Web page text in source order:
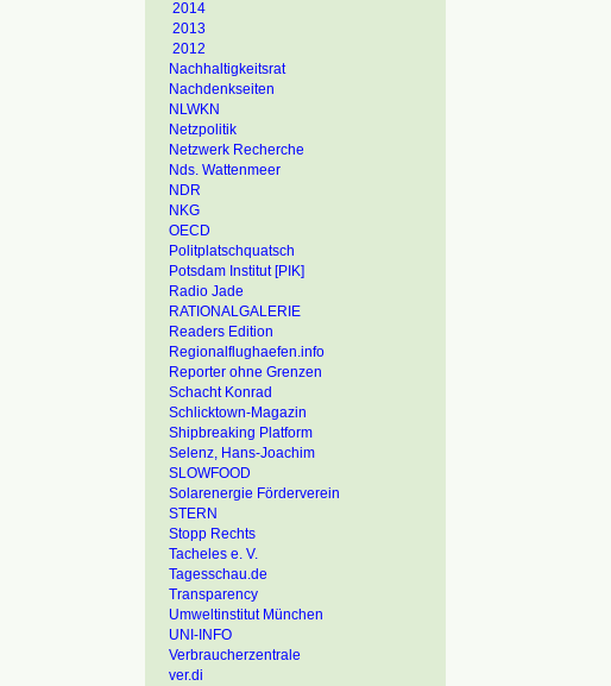
2014
2013
2012
Nachhaltigkeitsrat
Nachdenkseiten
NLWKN
Netzpolitik
Netzwerk Recherche
Nds. Wattenmeer
NDR
NKG
OECD
Politplatschquatsch
Potsdam Institut [PIK]
Radio Jade
RATIONALGALERIE
Readers Edition
Regionalflughaefen.info
Reporter ohne Grenzen
Schacht Konrad
Schlicktown-Magazin
Shipbreaking Platform
Selenz, Hans-Joachim
SLOWFOOD
Solarenergie Förderverein
STERN
Stopp Rechts
Tacheles e. V.
Tagesschau.de
Transparency
Umweltinstitut München
UNI-INFO
Verbraucherzentrale
ver.di